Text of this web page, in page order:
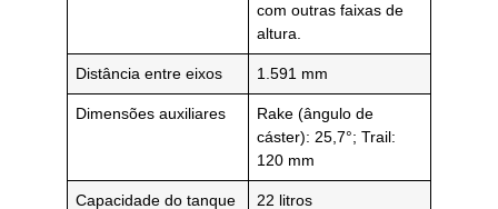
com outras faixas de
altura.
Distância entre eixos 1.591 mm
Dimensões auxiliares
Rake (ângulo de
cáster): 25,7°; Trail:
120 mm
Capacidade do tanque
22 litros